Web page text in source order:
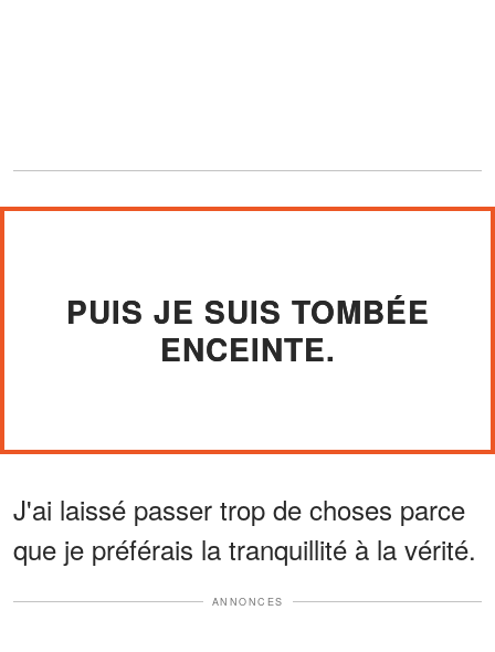
PUIS JE SUIS TOMBÉE
ENCEINTE.
J'ai laissé passer trop de choses parce
que je préférais la tranquillité à la vérité.
ANNONCES